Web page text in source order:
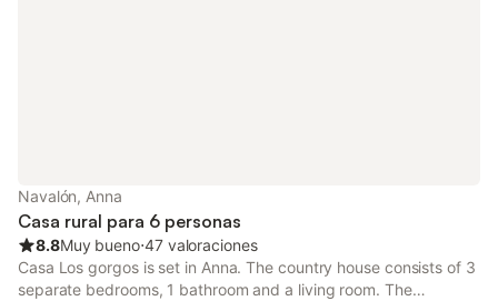
Navalón, Anna
Casa rural para 6 personas
8.8Muy bueno⋅47 valoraciones
Casa Los gorgos is set in Anna. The country house consists of 3
separate bedrooms, 1 bathroom and a living room. The